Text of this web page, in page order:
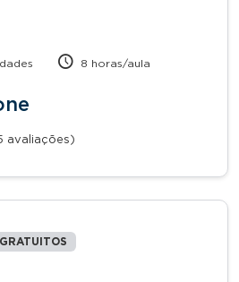
8 horas/aula
avaliações)